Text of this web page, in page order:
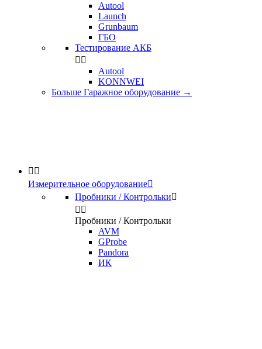
Autool
Launch
Grunbaum
ГБО
Тестирование АКБ
 
Autool
KONNWEI
Больше Гаражное оборудование →
 
Измерительное оборудование
Пробники / Контрольки
 
Пробники / Контрольки
AVM
GProbe
Pandora
ИК